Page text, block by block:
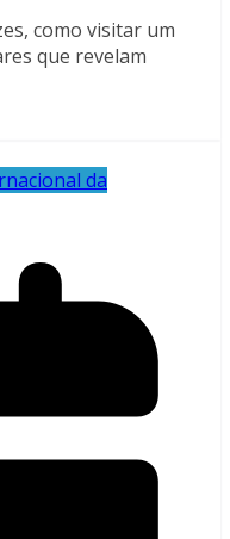
como visitar um
que revelam
da